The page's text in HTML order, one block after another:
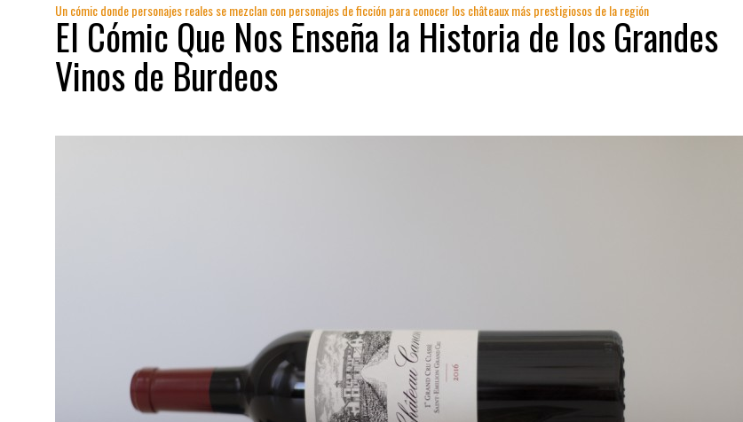
Un cómic donde personajes reales se mezclan con personajes de ficción para conocer los châteaux más prestigiosos de la región
El Cómic Que Nos Enseña la Historia de los Grandes
Vinos de Burdeos